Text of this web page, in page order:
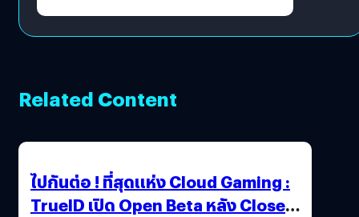
Related Content
ไปกันต่อ ! ที่สุดแห่ง Cloud Gaming :
TrueID เปิด Open Beta หลัง Close